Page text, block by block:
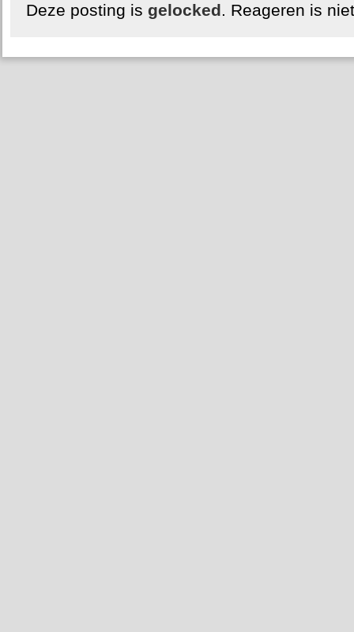
Deze posting is gelocked. Reageren is